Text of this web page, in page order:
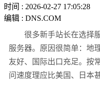
时间 : 2026-02-27 17:05:28
编辑 : DNS.COM
很多新手站长在选择服
服务器。原因很简单：地
友好、国际出口充足。按
问速度理应比美国、日本